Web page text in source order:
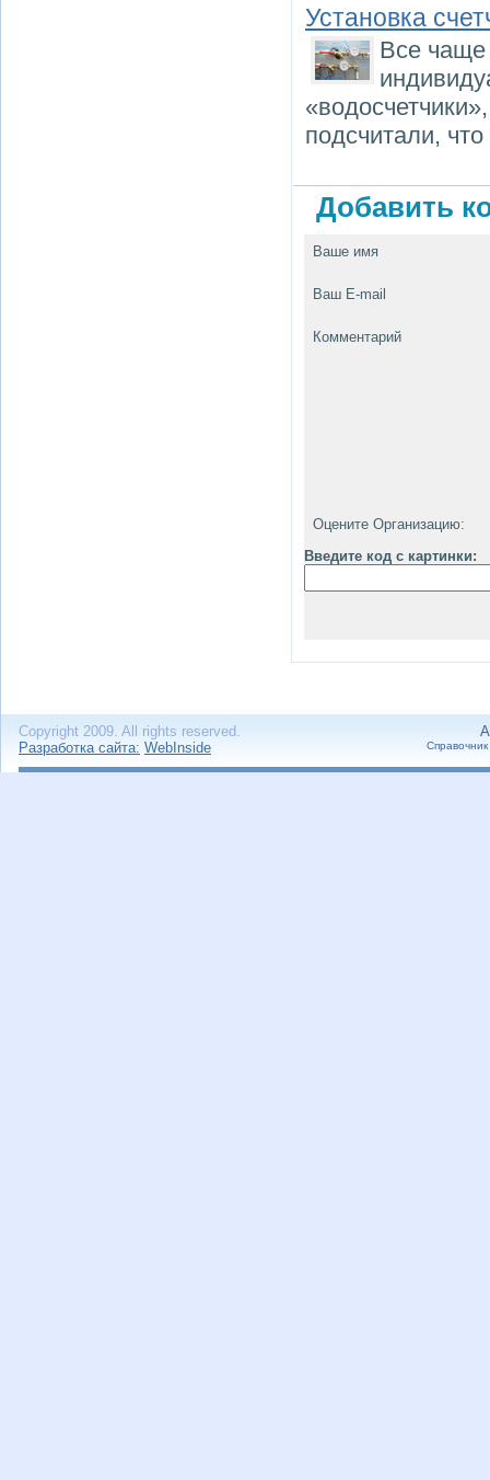
Установка
Все чаще
подсчитали,
Добавить
Ваше имя
Ваш E-mail
Комментарий
Оцените Организацию:
Введите код с картинки:
Copyright 2009. All rights reserved.
Разработка сайта: WebInside